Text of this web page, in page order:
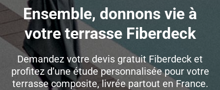
Ensemble, donnons vie à
votre terrasse Fiberdeck
Demandez votre devis gratuit Fiberdeck et
profitez d’une étude personnalisée pour votre
terrasse composite, livrée partout en France.